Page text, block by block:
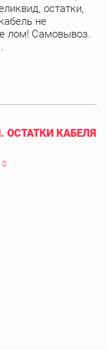
остатки,
не
лом! Самовывоз.
КАБЕЛЯ
0